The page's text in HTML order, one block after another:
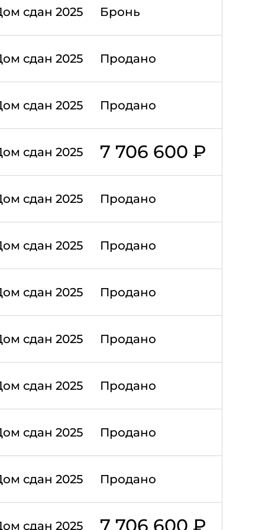
сдан 2025 Бронь
сдан 2025 Продано
сдан 2025 Продано
сдан 2025 7 706 600 ₽
сдан 2025 Продано
сдан 2025 Продано
сдан 2025 Продано
сдан 2025 Продано
сдан 2025 Продано
сдан 2025 Продано
сдан 2025 Продано
сдан 2025 7 706 600 ₽